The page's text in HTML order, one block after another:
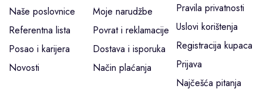
Naše poslovnice
Referentna lista
Posao i karijera
Novosti
Moje narudžbe
Povrat i reklamacije
Dostava i isporuka
Način plaćanja
Pravila privatnosti
Uslovi korištenja
Registracija kupaca
Prijava
Najčešća pitanja